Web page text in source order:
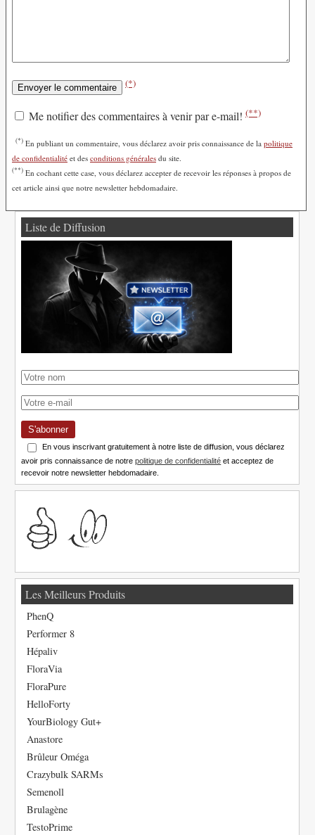
(*)
Me notifier des commentaires à venir par e-mail! (**)
(*) En publiant un commentaire, vous déclarez avoir pris connaissance de la politique
de confidentialité et des conditions générales du site.
(**) En cochant cette case, vous déclarez accepter de recevoir les réponses à propos de
cet article ainsi que notre newsletter hebdomadaire.
Liste de Diffusion
S'abonner
En vous inscrivant gratuitement à notre liste de diffusion, vous déclarez
avoir pris connaissance de notrepolitique de confidentialité et acceptez de
recevoir notre newsletter hebdomadaire.
Les Meilleurs Produits
PhenQ
Performer 8
Hépaliv
FloraVia
FloraPure
HelloForty
YourBiology Gut+
Anastore
Brûleur Oméga
Crazybulk SARMs
Semenoll
Brulagène
TestoPrime